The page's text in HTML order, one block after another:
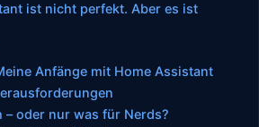
ist nicht perfekt. Aber es ist
Anfänge mit Home Assistant
– oder nur was für Nerds?